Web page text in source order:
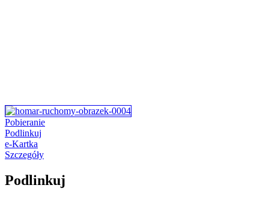
Pobieranie
Podlinkuj
e-Kartka
Szczegóły
Podlinkuj